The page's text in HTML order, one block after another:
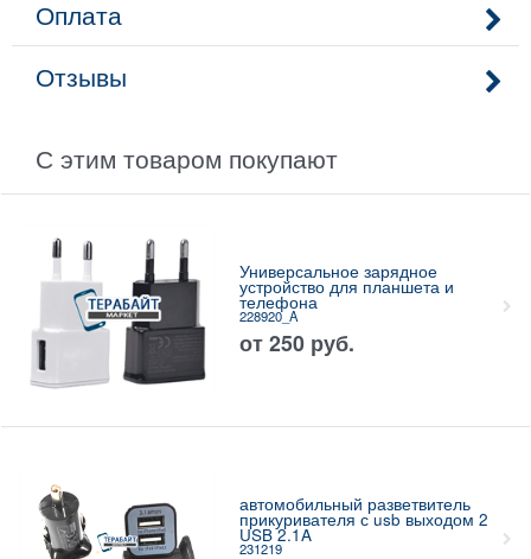
Оплата
Отзывы
С этим товаром покупают
Универсальное зарядное
устройство для планшета и
телефона
228920_A
от 250 руб.
автомобильный разветвитель
прикуривателя с usb выходом 2
USB 2.1A
231219